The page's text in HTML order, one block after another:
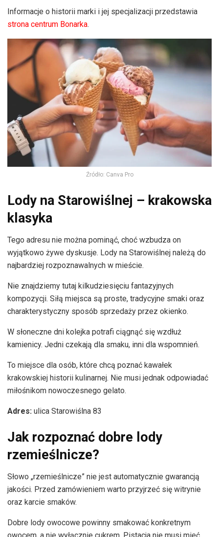
Informacje o historii marki i jej specjalizacji przedstawia
strona centrum Bonarka.
Źródło: Canva Pro
Lody na Starowiślnej – krakowska
klasyka
Tego adresu nie można pominąć, choć wzbudza on
wyjątkowo żywe dyskusje. Lody na Starowiślnej należą do
najbardziej rozpoznawalnych w mieście.
Nie znajdziemy tutaj kilkudziesięciu fantazyjnych
kompozycji. Siłą miejsca są proste, tradycyjne smaki oraz
charakterystyczny sposób sprzedaży przez okienko.
W słoneczne dni kolejka potrafi ciągnąć się wzdłuż
kamienicy. Jedni czekają dla smaku, inni dla wspomnień.
To miejsce dla osób, które chcą poznać kawałek
krakowskiej historii kulinarnej. Nie musi jednak odpowiadać
miłośnikom nowoczesnego gelato.
Adres: ulica Starowiślna 83
Jak rozpoznać dobre lody
rzemieślnicze?
Słowo „rzemieślnicze” nie jest automatycznie gwarancją
jakości. Przed zamówieniem warto przyjrzeć się witrynie
oraz karcie smaków.
Dobre lody owocowe powinny smakować konkretnym